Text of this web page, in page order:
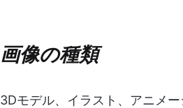
画像の種類
3Dモデル、イラスト、アニメ